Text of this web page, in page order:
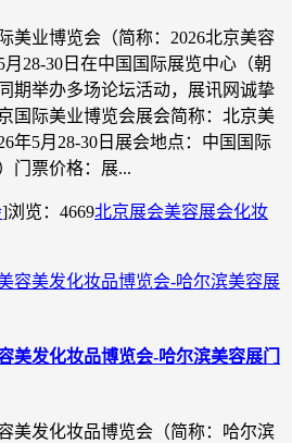
美业博览会（简称：2026北京美容
月28-30日在中国国际展览中心（朝
期举办多场论坛活动，展讯网诚挚
国际美业博览会展会简称：北京美
年5月28-30日展会地点：中国国际
门票价格：展...
]浏览：4669北京展会美容展会化妆
美发化妆品博览会-哈尔滨美容展门
美发化妆品博览会（简称：哈尔滨